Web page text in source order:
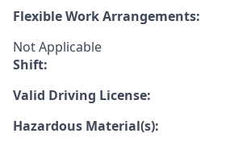
Flexible Work Arrangements:
Not Applicable
Shift:
Valid Driving License:
Hazardous Material(s):